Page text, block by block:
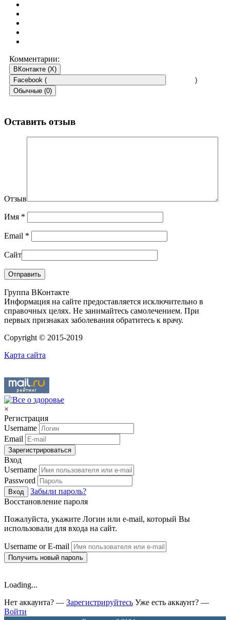
Комментарии:
ВКонтакте (X)
Facebook (
)
Обычные (0)
Оставить отзыв
Отзыв
Имя *
Email *
Сайт
Группа ВКонтакте
Информация на сайте предоставляется исключительно в
справочных целях. Не занимайтесь самолечением. При
первых признаках заболевания обратитесь к врачу.
Copyright © 2015-2019
Карта сайта
×
Регистрация
Username
Email
Зарегистрироваться
Вход
Username
Password
Вход
Забыли пароль?
Восстановление пароля
Пожалуйста, укажите Логин или e-mail, который Вы
использовали для входа на сайт.
Username or E-mail
Получить новый пароль
Loading...
Нет аккаунта? — Зарегистрируйтесь Уже есть аккаунт? —
Войти